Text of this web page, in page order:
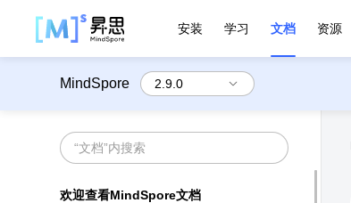
安装 学习 文档 资源
MindSpore
欢迎查看MindSpore文档